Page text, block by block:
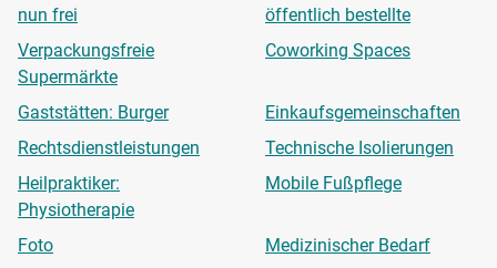
nun frei
öffentlich bestellte
Verpackungsfreie
Supermärkte
Coworking Spaces
Gaststätten: Burger
Einkaufsgemeinschaften
Rechtsdienstleistungen
Technische Isolierungen
Heilpraktiker:
Physiotherapie
Mobile Fußpflege
Foto Medizinischer Bedarf